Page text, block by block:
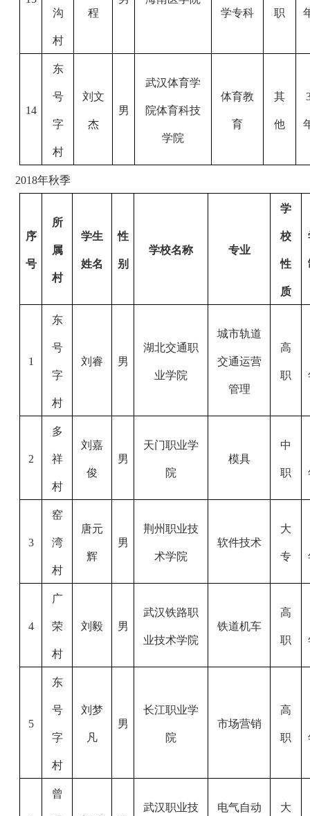
沟
村
程
学专科
职
14
东
号
字
村
刘文
杰
男
武汉体育学
院体育科技
学院
体育教
育
其
他
2018年秋季
序
号
所
属
村
学生
姓名
性
别
学校名称 专业
学
校
性
质
1
东
号
字
村
刘睿 男
湖北交通职
业学院
城市轨道
交通运营
管理
高
职
2
多
祥
村
刘嘉
俊
男
天门职业学
院
模具
中
职
3
窑
湾
村
唐元
辉
男
荆州职业技
术学院
软件技术
大
专
4
广
荣
村
刘毅 男
武汉铁路职
业技术学院
铁道机车
高
职
5
东
号
字
村
刘梦
凡
男
长江职业学
院
市场营销
高
职
曾
武汉职业技 电气自动 大